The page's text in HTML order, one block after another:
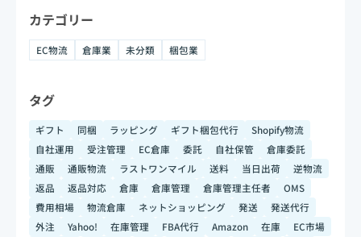
カテゴリー
EC物流 倉庫業 未分類 梱包業
タグ
ギフト 同梱 ラッピング ギフト梱包代行
Shopify物流
自社運用
受注管理 EC倉庫 委託 自社保管
倉庫委託
通販
通販物流 ラストワンマイル 送料 当日出荷
逆物流
返品
返品対応 倉庫 倉庫管理 倉庫管理主任者
OMS
費用相場
物流倉庫 ネットショッピング 発送
発送代行
外注
Yahoo! 在庫管理 FBA代行 Amazon 在庫
EC市場